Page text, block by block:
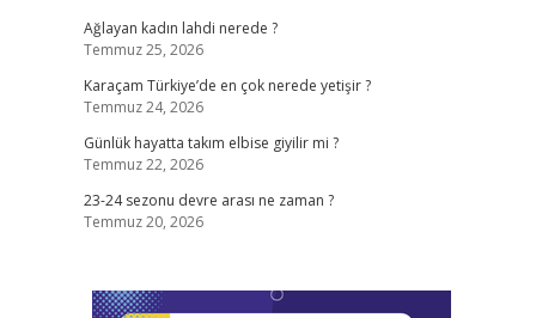
Ağlayan kadın lahdi nerede ?
Temmuz 25, 2026
Karaçam Türkiye’de en çok nerede yetişir ?
Temmuz 24, 2026
Günlük hayatta takım elbise giyilir mi ?
Temmuz 22, 2026
23-24 sezonu devre arası ne zaman ?
Temmuz 20, 2026